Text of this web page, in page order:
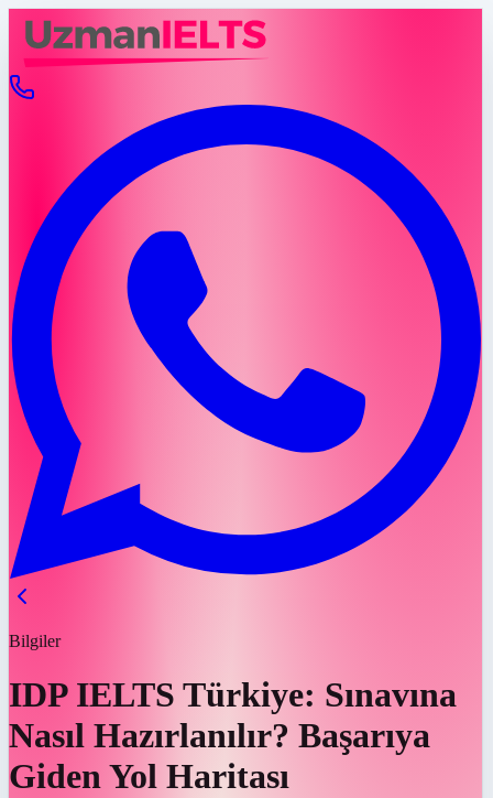
Bilgiler
IDP IELTS Türkiye: Sınavına
Nasıl Hazırlanılır? Başarıya
Giden Yol Haritası